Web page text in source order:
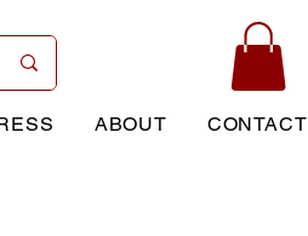
ABOUT CONTACT